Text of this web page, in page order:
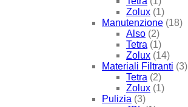
Zolux (1)
Manutenzione (18)
Also (2)
Tetra (1)
Zolux (14)
Materiali Filtranti (3)
Tetra (2)
Zolux (1)
Pulizia (3)